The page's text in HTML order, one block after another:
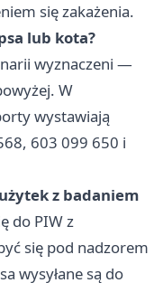
się zakażenia.
lub kota?
wyznaczeni —
W
wystawiają
603 099 650 i
z badaniem
do PIW z
się pod nadzorem
wysyłane są do